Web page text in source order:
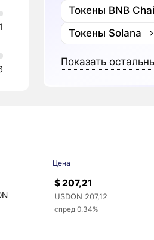
Токены BNB
Токены Solana
Показать
Цена
$ 207,21
USDON 207,12
спред 0.34%